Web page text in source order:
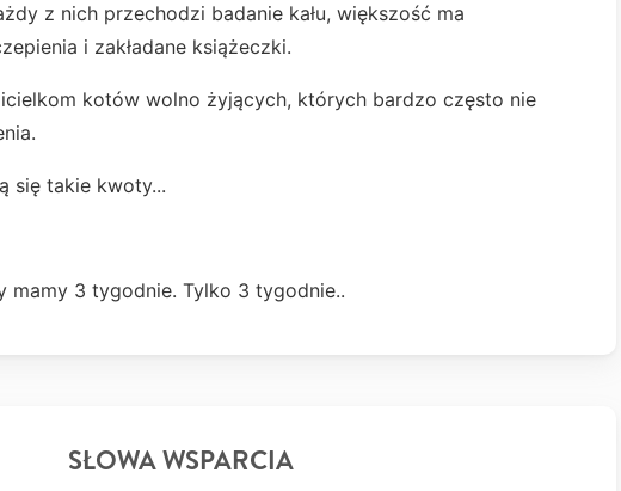
z nich przechodzi badanie kału, większość ma
i zakładane książeczki.
kotów wolno żyjących, których bardzo często nie
się takie kwoty...
mamy 3 tygodnie. Tylko 3 tygodnie..
SŁOWA WSPARCIA